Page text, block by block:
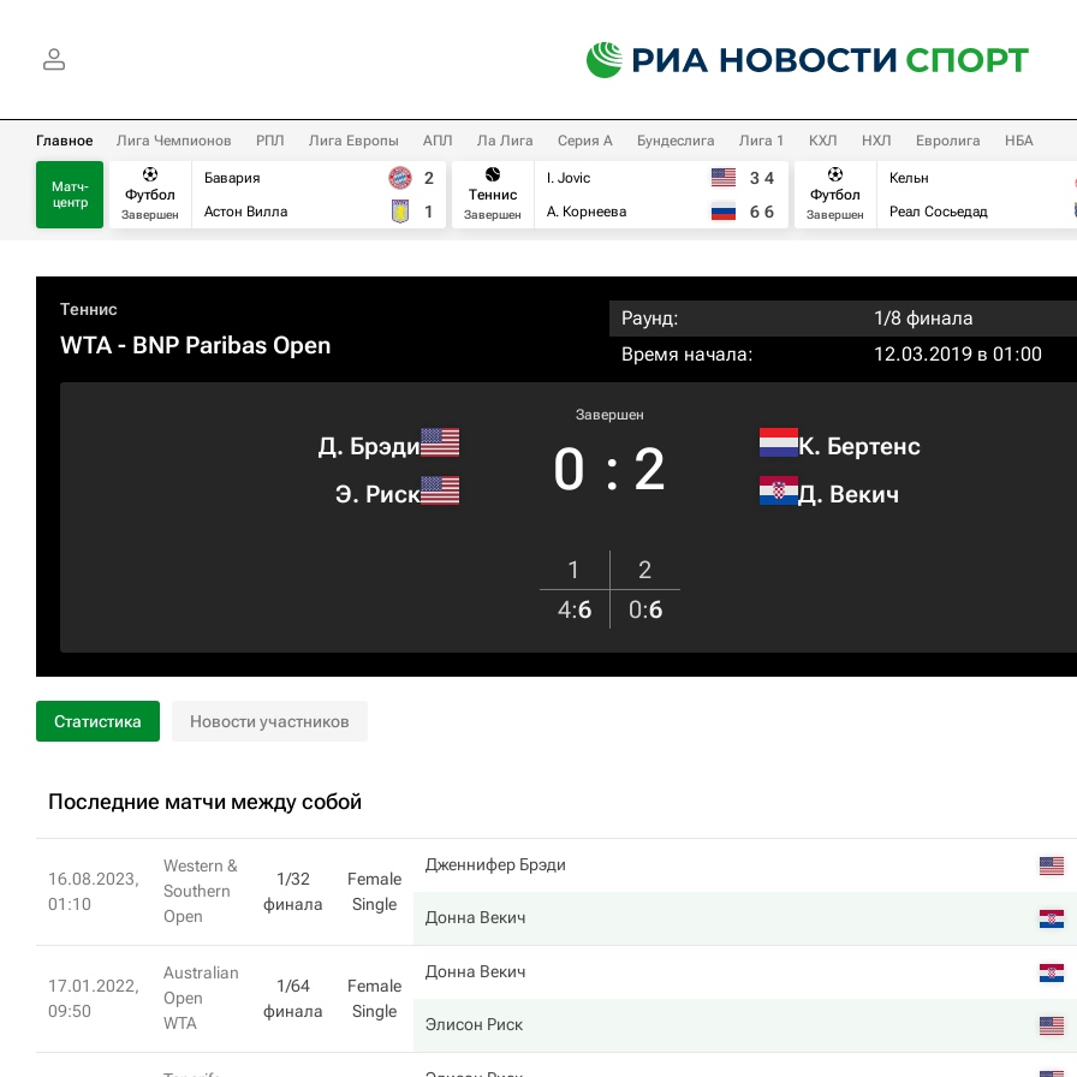
Главное Лига Чемпионов РПЛ Лига Европы АПЛ Ла Лига Серия А Бундеслига Лига 1 КХЛ НХЛ Евролига НБА
Матч-
центр
Футбол
Завершен
Бавария
Астон Вилла
2
1
Теннис
Завершен
I. Jovic
А. Корнеева
3 4
6 6
Футбол
Завершен
Кельн
Реал Сосьедад
Теннис
WTA- BNP Paribas Open
Раунд:
1/8 финала
Время начала:
12.03.2019 в 01:00
Д. Брэди
Э. Риск
Завершен
0 : 2
К. Бертенс
Д. Векич
1
2
4:6 0:6
Статистика Новости участников
Последние матчи между собой
16.08.2023,
01:10
Western &
Southern
Open
1/32
финала
Female
Single
Дженнифер Брэди
Донна Векич
17.01.2022,
09:50
Australian
Open
WTA
1/64
финала
Female
Single
Донна Векич
Элисон Риск